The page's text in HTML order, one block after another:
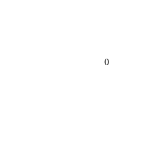
0